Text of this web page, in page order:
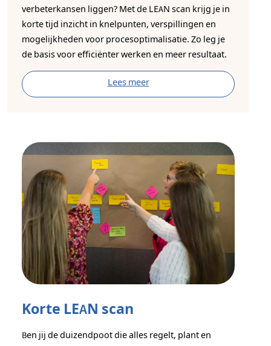
verbeterkansen liggen? Met de LEAN scan krijg je in
korte tijd inzicht in knelpunten, verspillingen en
mogelijkheden voor procesoptimalisatie. Zo leg je
de basis voor efficiënter werken en meer resultaat.
Lees meer
Korte LEAN scan
Ben jij de duizendpoot die alles regelt, plant en